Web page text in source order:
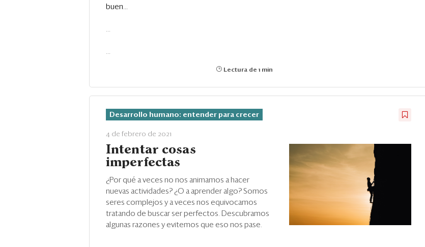
buen...
...
...
Lectura de 1 min
Desarrollo humano: entender para crecer
4 de febrero de 2021
Intentar cosas
imperfectas
¿Por qué a veces no nos animamos a hacer
nuevas actividades? ¿O a aprender algo? Somos
seres complejos y a veces nos equivocamos
tratando de buscar ser perfectos. Descubramos
algunas razones y evitemos que eso nos pase.